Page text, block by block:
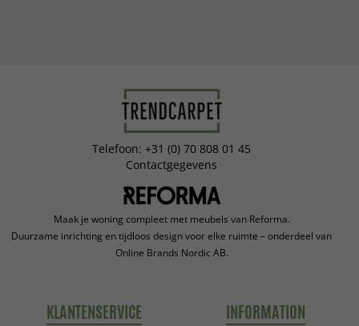
Telefoon: +31 (0) 70 808 01 45
Contactgegevens
Maak je woning compleet met meubels van Reforma.
Duurzame inrichting en tijdloos design voor elke ruimte – onderdeel van
Online Brands Nordic AB.
KLANTENSERVICE INFORMATION